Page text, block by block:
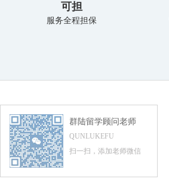
可担
服务全程担保
群陆留学顾问老师
QUNLUKEFU
扫一扫，添加老师微信